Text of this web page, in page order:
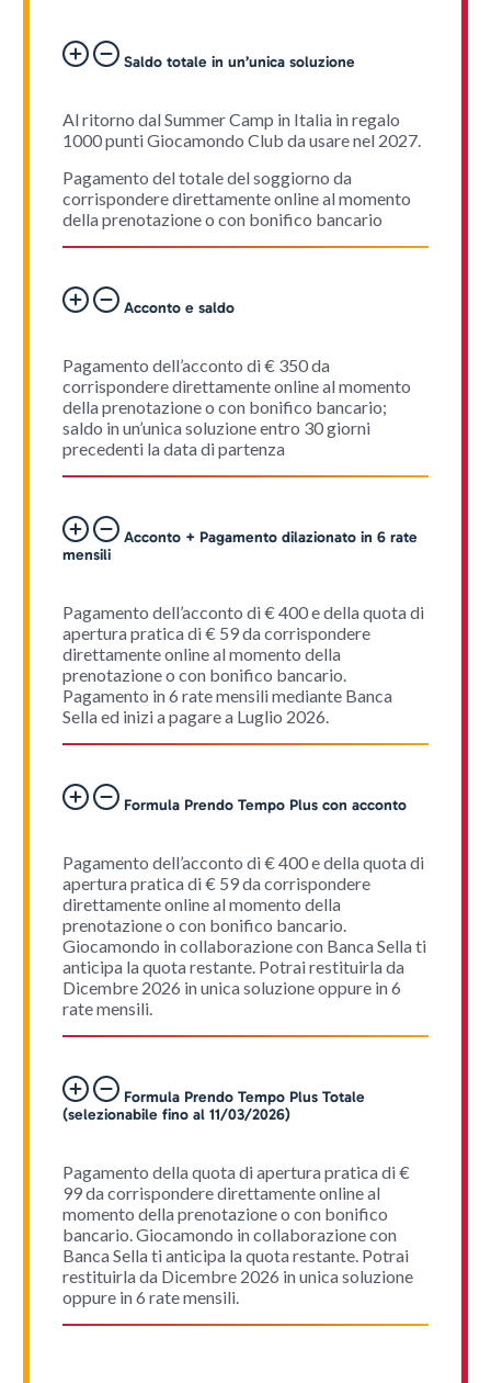
Saldo totale in un’unica soluzione
Al ritorno dal Summer Camp in Italia in regalo
1000 punti Giocamondo Club da usare nel 2027.
Pagamento del totale del soggiorno da
corrispondere direttamente online al momento
della prenotazione o con bonifico bancario
Acconto e saldo
Pagamento dell’acconto di € 350 da
corrispondere direttamente online al momento
della prenotazione o con bonifico bancario;
saldo in un’unica soluzione entro 30 giorni
precedenti la data di partenza
Acconto + Pagamento dilazionato in 6 rate
mensili
Pagamento dell’acconto di € 400 e della quota di
apertura pratica di € 59 da corrispondere
direttamente online al momento della
prenotazione o con bonifico bancario.
Pagamento in 6 rate mensili mediante Banca
Sella ed inizi a pagare a Luglio 2026.
Formula Prendo Tempo Plus con acconto
Pagamento dell’acconto di € 400 e della quota di
apertura pratica di € 59 da corrispondere
direttamente online al momento della
prenotazione o con bonifico bancario.
Giocamondo in collaborazione con Banca Sella ti
anticipa la quota restante. Potrai restituirla da
Dicembre 2026 in unica soluzione oppure in 6
rate mensili.
Formula Prendo Tempo Plus Totale
(selezionabile fino al 11/03/2026)
Pagamento della quota di apertura pratica di €
99 da corrispondere direttamente online al
momento della prenotazione o con bonifico
bancario. Giocamondo in collaborazione con
Banca Sella ti anticipa la quota restante. Potrai
restituirla da Dicembre 2026 in unica soluzione
oppure in 6 rate mensili.